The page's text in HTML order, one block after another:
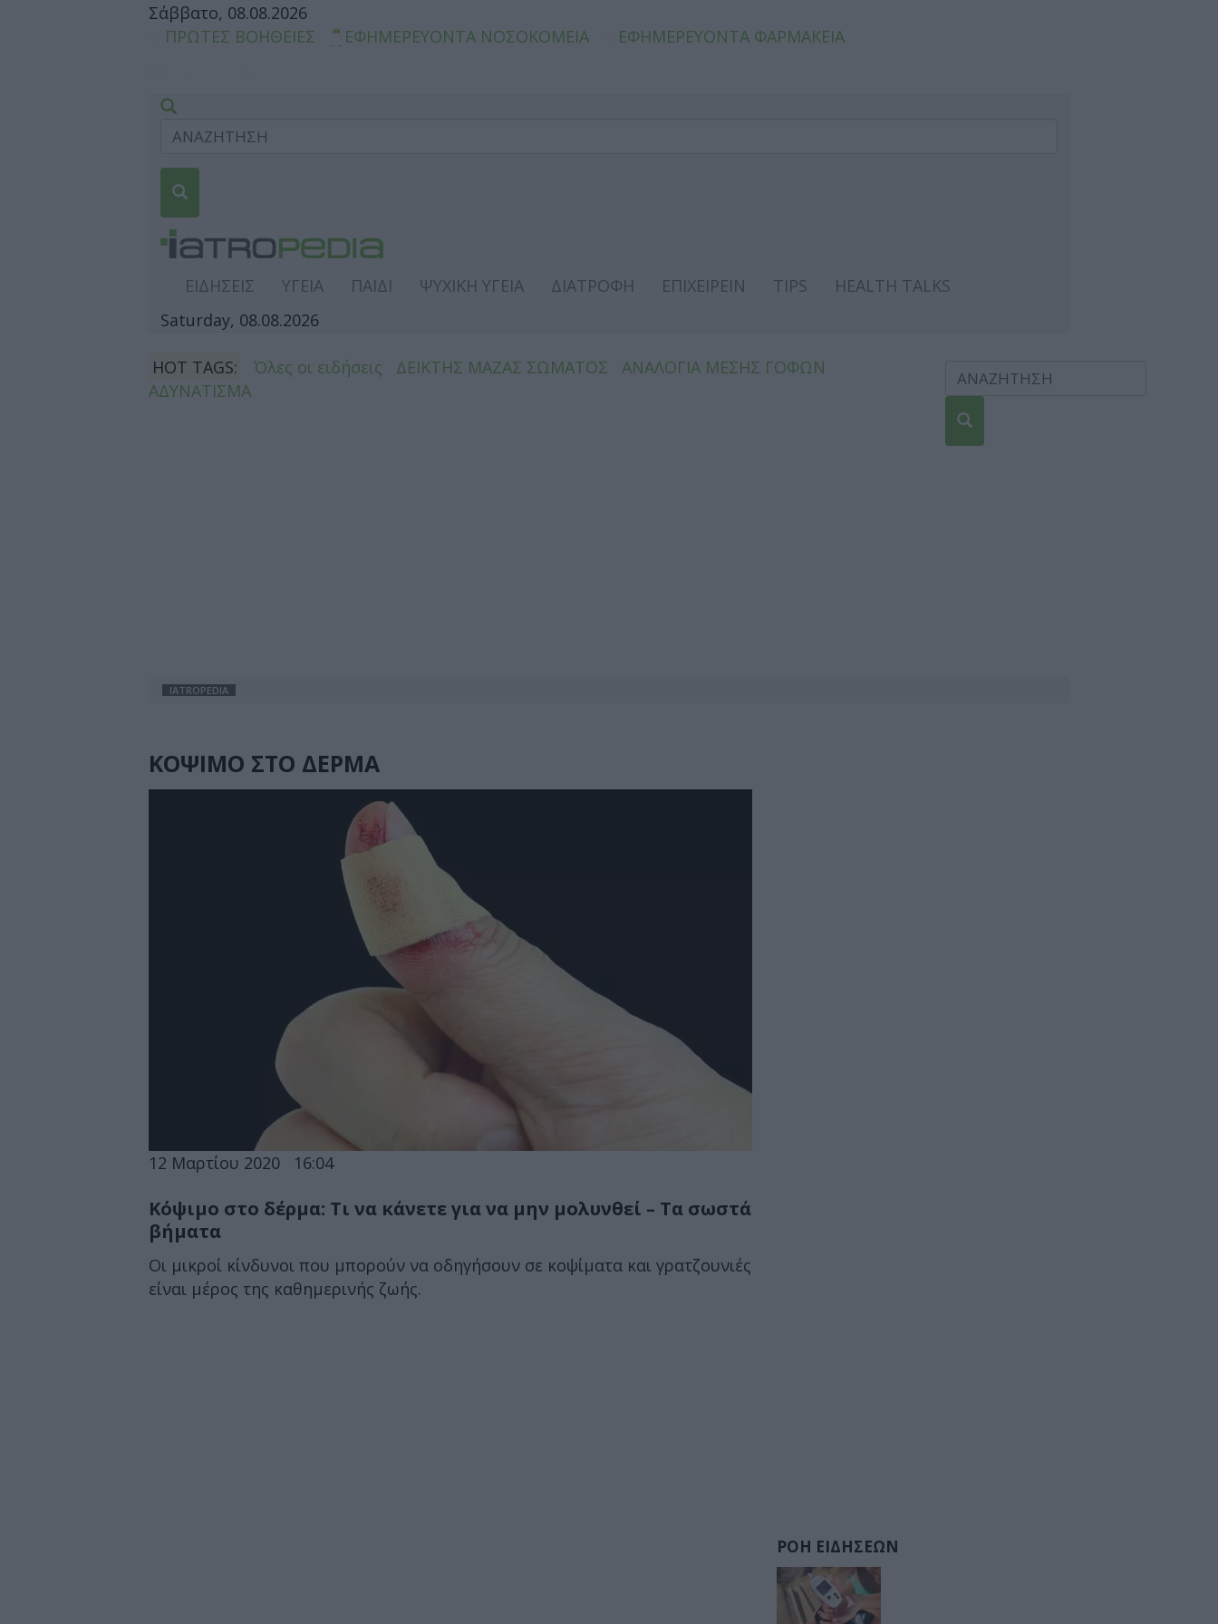
Σάββατο, 08.08.2026
ΠΡΩΤΕΣ ΒΟΗΘΕΙΕΣ
ΕΦΗΜΕΡΕΥΟΝΤΑ ΝΟΣΟΚΟΜΕΙΑ ΕΦΗΜΕΡΕΥΟΝΤΑ ΦΑΡΜΑΚΕΙΑ
ΕΙΔΗΣΕΙΣ ΥΓΕΙΑ ΠΑΙΔΙ ΨΥΧΙΚΗ ΥΓΕΙΑ ΔΙΑΤΡΟΦΗ ΕΠΙΧΕΙΡΕΙΝ TIPS
HEALTH TALKS
Saturday, 08.08.2026
HOT TAGS: Όλες οι ειδήσεις ΔΕΙΚΤΗΣ ΜΑΖΑΣ ΣΩΜΑΤΟΣ
ΑΝΑΛΟΓΙΑ ΜΕΣΗΣ ΓΟΦΩΝ
ΑΔΥΝΑΤΙΣΜΑ
IATROPEDIA
ΚΟΨΙΜΟ ΣΤΟ ΔΕΡΜΑ
12 Μαρτίου 2020 16:04
Κόψιμο στο δέρμα: Τι να κάνετε για να μην μολυνθεί – Τα σωστά
βήματα
Οι μικροί κίνδυνοι που μπορούν να οδηγήσουν σε κοψίματα και γρατζουνιές
είναι μέρος της καθημερινής ζωής.
ΡΟΗ ΕΙΔΗΣΕΩΝ